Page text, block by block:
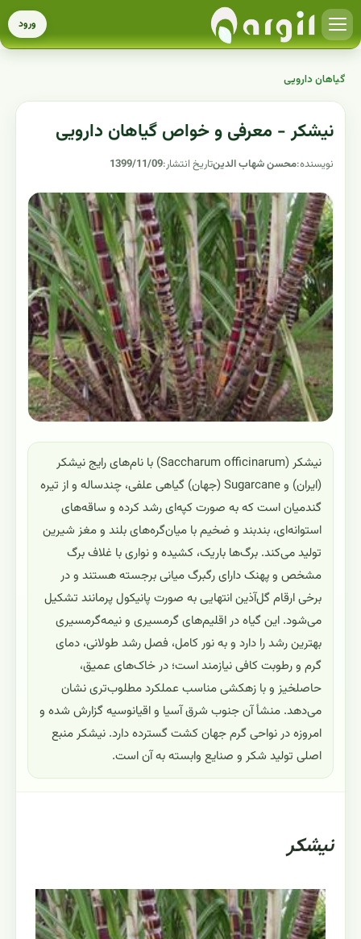
ورود
گیاهان دارویی
نیشکر - معرفی و خواص گیاهان دارویی
نویسنده:محسن شهاب الدینتاریخ انتشار:1399/11/09
نیشکر (Saccharum officinarum) با نام‌های رایج نیشکر
(ایران) و Sugarcane (جهان) گیاهی علفی، چندساله و از تیره
گندمیان است که به صورت کپه‌ای رشد کرده و ساقه‌های
استوانه‌ای، بندبند و ضخیم با میان‌گره‌های بلند و مغز شیرین
تولید می‌کند. برگ‌ها باریک، کشیده و نواری با غلاف برگ
مشخص و پهنک دارای رگبرگ میانی برجسته هستند و در
برخی ارقام گل‌آذین انتهایی به صورت پانیکول پرمانند تشکیل
می‌شود. این گیاه در اقلیم‌های گرمسیری و نیمه‌گرمسیری
بهترین رشد را دارد و به نور کامل، فصل رشد طولانی، دمای
گرم و رطوبت کافی نیازمند است؛ در خاک‌های عمیق،
حاصلخیز و با زهکشی مناسب عملکرد مطلوب‌تری نشان
می‌دهد. منشأ آن جنوب شرق آسیا و اقیانوسیه گزارش شده و
امروزه در نواحی گرم جهان کشت گسترده دارد. نیشکر منبع
اصلی تولید شکر و صنایع وابسته به آن است.
نیشکر